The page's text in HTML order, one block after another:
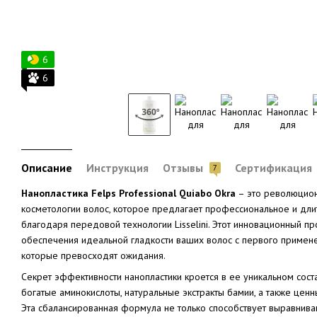
6
6
Описание Инструкция Отзывы 7 Сертификация
Нанопластика Felps Professional Quiabo Okra – это
косметологии волос, которое предлагает профессиональное и
благодаря передовой технологии Lisselini. Этот инновационный
обеспечения идеальной гладкости ваших волос с первого
которые превосходят ожидания.
Секрет эффективности нанопластики кроется в ее уникальном
богатые аминокислоты, натуральные экстракты бамии, а также
Эта сбалансированная формула не только способствует